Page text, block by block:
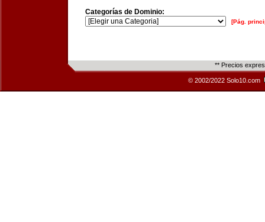
Categorías de Dominio:
[Pág.
** Precios
© 2002/2022 Solo10.com